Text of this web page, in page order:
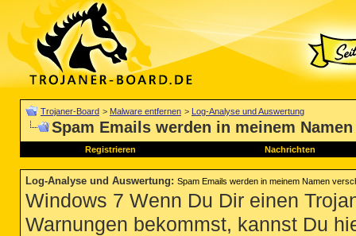
Trojaner-Board > Malware entfernen > Log-Analyse und Auswertung
Spam Emails werden in meinem
Registrieren Nachrichten
Log-Analyse und Auswertung: Spam Emails werden in meinem Namen
Windows 7 Wenn Du Dir einen
Warnungen bekommst, kannst Du